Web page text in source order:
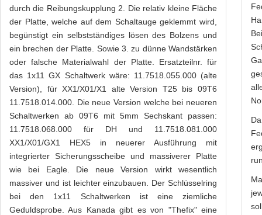
durch die Reibungskupplung 2. Die relativ kleine Fläche
der Platte, welche auf dem Schaltauge geklemmt wird,
begünstigt ein selbstständiges lösen des Bolzens und
ein brechen der Platte. Sowie 3. zu dünne Wandstärken
oder falsche Materialwahl der Platte. Ersatzteilnr. für
das 1x11 GX Schaltwerk wäre: 11.7518.055.000 (alte
Version), für XX1/X01/X1 alte Version T25 bis 09T6
11.7518.014.000. Die neue Version welche bei neueren
Schaltwerken ab 09T6 mit 5mm Sechskant passen:
11.7518.068.000 für DH und 11.7518.081.000
XX1/X01/GX1 HEX5 in neuerer Ausführung mit
integrierter Sicherungsscheibe und massiverer Platte
wie bei Eagle. Die neue Version wirkt wesentlich
massiver und ist leichter einzubauen. Der Schlüsselring
bei den 1x11 Schaltwerken ist eine ziemliche
Geduldsprobe. Aus Kanada gibt es von "Thefix" eine